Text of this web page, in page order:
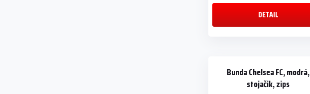
DETAIL
Bunda Chelsea FC, modrá,
stojačik, zips